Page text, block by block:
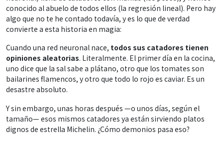
conocido al abuelo de todos ellos (la regresión lineal). Pero hay
algo que no te he contado todavía, y es lo que de verdad
convierte a esta historia en magia:
Cuando una red neuronal nace, todos sus catadores tienen
opiniones aleatorias. Literalmente. El primer día en la cocina,
uno dice que la sal sabe a plátano, otro que los tomates son
bailarines flamencos, y otro que todo lo rojo es caviar. Es un
desastre absoluto.
Y sin embargo, unas horas después —o unos días, según el
tamaño— esos mismos catadores ya están sirviendo platos
dignos de estrella Michelin. ¿Cómo demonios pasa eso?